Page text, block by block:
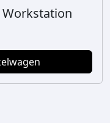
Workstation